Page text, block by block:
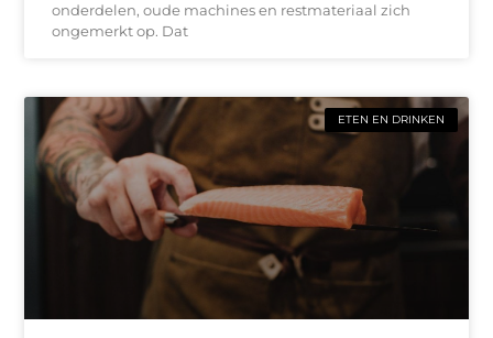
onderdelen, oude machines en restmateriaal zich
ongemerkt op. Dat
ETEN EN DRINKEN